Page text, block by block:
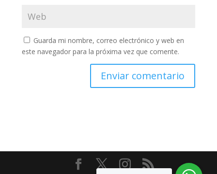
Guarda mi nombre, correo electrónico y web en
este navegador para la próxima vez que comente.